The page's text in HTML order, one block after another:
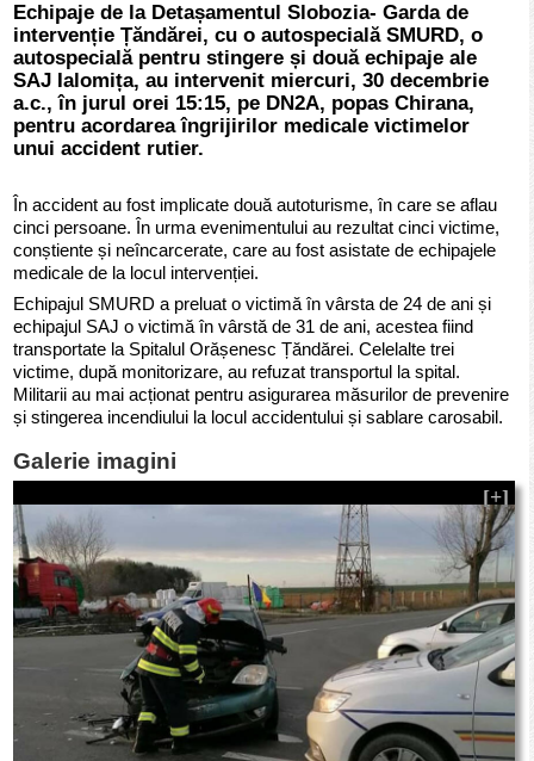
Echipaje de la Detașamentul Slobozia- Garda de
intervenție Țăndărei, cu o autospecială SMURD, o
autospecială pentru stingere și două echipaje ale
SAJ Ialomița, au intervenit miercuri, 30 decembrie
a.c., în jurul orei 15:15, pe DN2A, popas Chirana,
pentru acordarea îngrijirilor medicale victimelor
unui accident rutier.
În accident au fost implicate două autoturisme, în care se aflau
cinci persoane. În urma evenimentului au rezultat cinci victime,
conștiente și neîncarcerate, care au fost asistate de echipajele
medicale de la locul intervenției.
Echipajul SMURD a preluat o victimă în vârsta de 24 de ani și
echipajul SAJ o victimă în vârstă de 31 de ani, acestea fiind
transportate la Spitalul Orășenesc Țăndărei. Celelalte trei
victime, după monitorizare, au refuzat transportul la spital.
Militarii au mai acționat pentru asigurarea măsurilor de prevenire
și stingerea incendiului la locul accidentului și sablare carosabil.
Galerie imagini